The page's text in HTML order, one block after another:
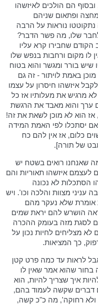
הם הולכים לאיזשהו
ופתאום שניהם
נוראות על הרבה
שלו, מה פשר הדבר?
שחבירו קרא עליו
גורם לו שאין לו מקום ורחבות בנפש שלו
שיש בורר ומגשר והוא בטוח
באמת לויתור - זה גם
איזשהו חיסרון על עצמו
מרגיש את מעלותיו אז כל
ערך והוא מאבד את הרגשת
אז הוא לא מוכן לשאת את זה!
יסתכלו לפי האמת המידה
כלום, אז אין להם כח
של תורה].
שאנחנו רואים בשטח יש
לעצמם איזשהו תאוריות והם
הסתכלות לא נכונה
מצוות והלכה וכו'. ויש
אומרת שלא נעקר מהם
הושרש להם יראת שמים
לסגת מזה בעומק ההכרה
מצליחים לחיות נכון על
כך המציאות.
לראות עד כמה פרט קטן
בחור שהוא אמר שאין לו
איך שצריך להיות, הוא
דברים שקשה לעמוד בהם,
ולא רחוקה', מה כ"כ קשה,